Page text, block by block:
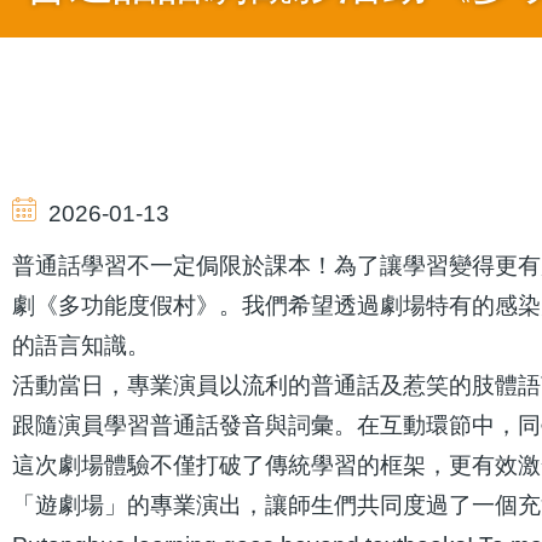
航
連
結
2026-01-13
普通話學習不一定侷限於課本！為了讓學習變得更
劇《多功能度假村》。我們希望透過劇場特有的感
的語言知識。
活動當日，專業演員以流利的普通話及惹笑的肢體
跟隨演員學習普通話發音與詞彙。在互動環節中，
這次劇場體驗不僅打破了傳統學習的框架，更有效
「遊劇場」的專業演出，讓師生們共同度過了一個